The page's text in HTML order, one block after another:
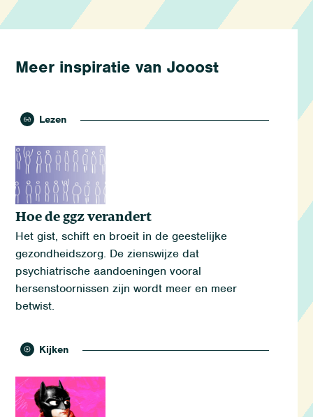
Meer inspiratie van Jooost
Lezen
Hoe de ggz verandert
Het gist, schift en broeit in de geestelijke
gezondheidszorg. De zienswijze dat
psychiatrische aandoeningen vooral
hersenstoornissen zijn wordt meer en meer
betwist.
Kijken